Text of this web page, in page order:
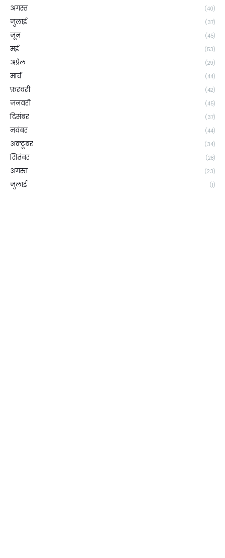
अगस्त (40)
जुलाई (37)
जून (45)
मई (53)
अप्रैल (29)
मार्च (44)
फ़रवरी (42)
जनवरी (45)
दिसंबर (37)
नवंबर (44)
अक्टूबर (34)
सितंबर (28)
अगस्त (23)
जुलाई (1)